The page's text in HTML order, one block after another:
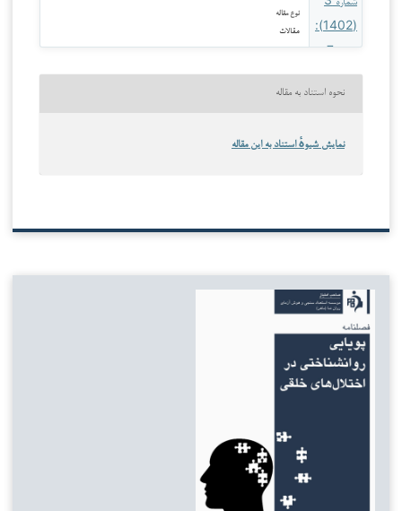
نوع مقاله
مقالات
نحوه استناد به مقاله
نمایش شیوهٔ استناد به این مقاله